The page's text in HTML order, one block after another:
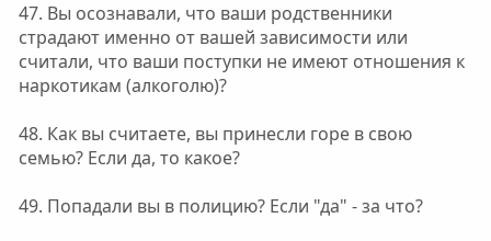
47. Вы осознавали, что ваши родственники
страдают именно от вашей зависимости или
считали, что ваши поступки не имеют отношения к
наркотикам (алкоголю)?
48. Как вы считаете, вы принесли горе в свою
семью? Если да, то какое?
49. Попадали вы в полицию? Если "да" - за что?